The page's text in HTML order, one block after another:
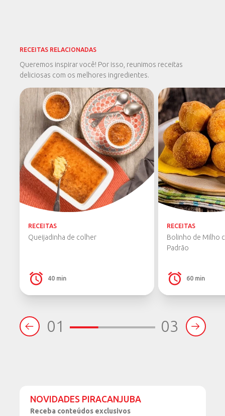
RECEITAS RELACIONADAS
Queremos inspirar você! Por isso, reunimos receitas
deliciosas com os melhores ingredientes.
RECEITAS
Queijadinha de colher
40 min
RECEITAS
Bolinho de Milho
Padrão
60 min
01 03
NOVIDADES PIRACANJUBA
Receba conteúdos exclusivos